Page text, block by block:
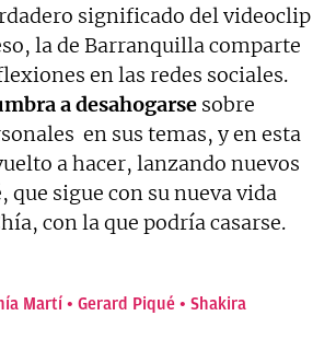
significado del videoclip
la de Barranquilla comparte
en las redes sociales.
a desahogarse sobre
en sus temas, y en esta
a hacer, lanzando nuevos
que sigue con su nueva vida
con la que podría casarse.
Martí Gerard Piqué Shakira